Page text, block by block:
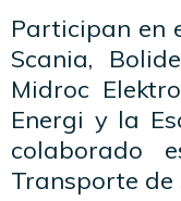
Participan en
Scania,
Midroc
Energi y la
colaborado
Transporte de